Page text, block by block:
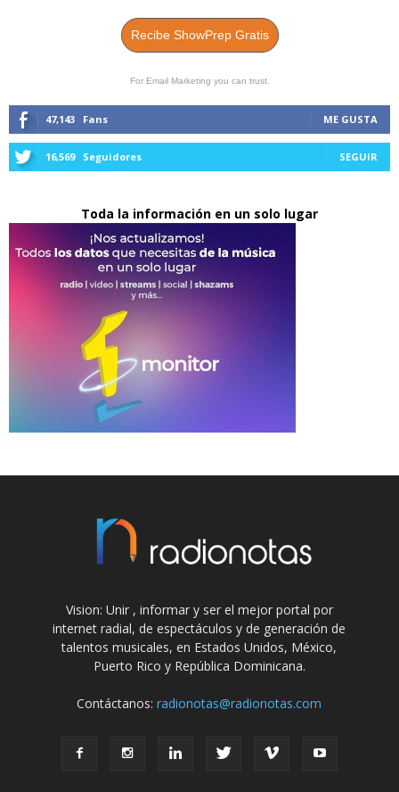
Recibe ShowPrep Gratis
For Email Marketing you can trust.
47,143 Fans ME GUSTA
16,569 Seguidores SEGUIR
Toda la información en un solo lugar
Vision: Unir , informar y ser el mejor portal por
internet radial, de espectáculos y de generación de
talentos musicales, en Estados Unidos, México,
Puerto Rico y República Dominicana.
Contáctanos:radionotas@radionotas.com